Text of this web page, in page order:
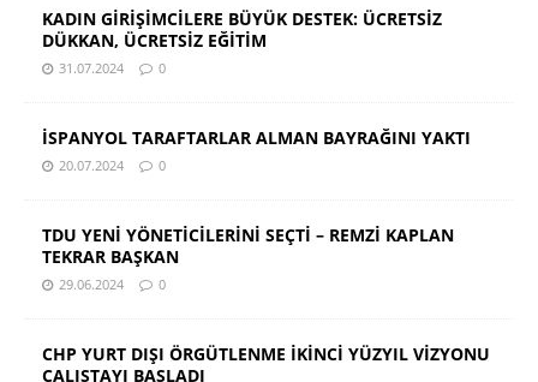
KADIN GİRİŞİMCİLERE BÜYÜK DESTEK: ÜCRETSİZ
DÜKKAN, ÜCRETSİZ EĞİTİM
31.07.2024 0
İSPANYOL TARAFTARLAR ALMAN BAYRAĞINI YAKTI
20.07.2024 0
TDU YENİ YÖNETİCİLERİNİ SEÇTİ – REMZİ KAPLAN
TEKRAR BAŞKAN
29.06.2024 0
CHP YURT DIŞI ÖRGÜTLENME İKİNCİ YÜZYIL VİZYONU
ÇALIŞTAYI BAŞLADI